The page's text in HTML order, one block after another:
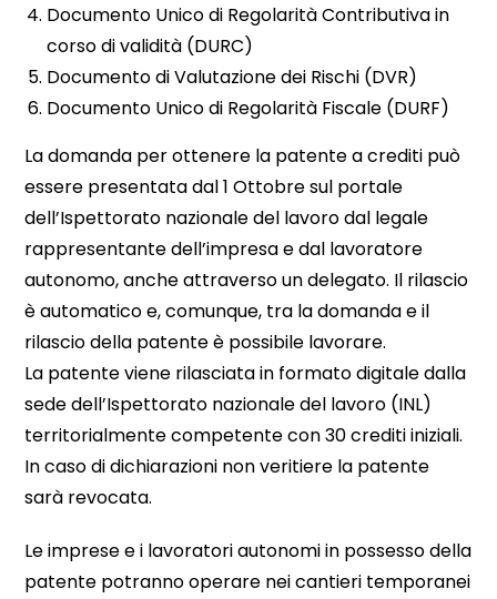
Documento Unico di Regolarità Contributiva in
corso di validità (DURC)
Documento di Valutazione dei Rischi (DVR)
Documento Unico di Regolarità Fiscale (DURF)
La domanda per ottenere la patente a crediti può
essere presentata dal 1 Ottobre sul portale
dell’Ispettorato nazionale del lavoro dal legale
rappresentante dell’impresa e dal lavoratore
autonomo, anche attraverso un delegato. Il rilascio
è automatico e, comunque, tra la domanda e il
rilascio della patente è possibile lavorare.
La patente viene rilasciata in formato digitale dalla
sede dell’Ispettorato nazionale del lavoro (INL)
territorialmente competente con 30 crediti iniziali.
In caso di dichiarazioni non veritiere la patente
sarà revocata.
Le imprese e i lavoratori autonomi in possesso della
patente potranno operare nei cantieri temporanei